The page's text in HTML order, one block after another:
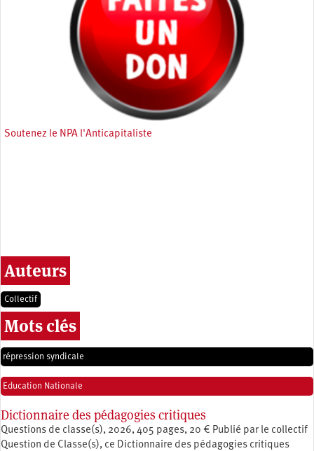
Soutenez le NPA l'Anticapitaliste
Auteurs
Collectif
Mots clés
répression syndicale
Education Nationale
Dictionnaire des pédagogies critiques
Questions de classe(s), 2026, 405 pages, 20 € Publié par le collectif
Question de Classe(s), ce Dictionnaire des pédagogies critiques